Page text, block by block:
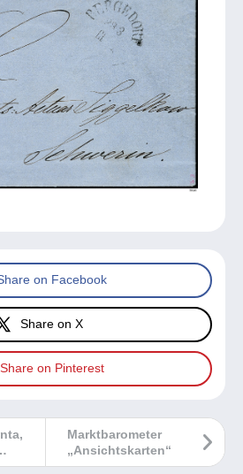
on Facebook
Share on X
Share on Pinterest
Marktbarometer
„Ansichtskarten“